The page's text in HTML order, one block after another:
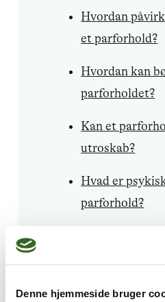
Denne hjemmeside bruger
Hvordan
et parforhold?
Hvordan kan
parforholdet?
Kan et
utroskab?
Hvad er
parforhold?
Læs mere omparforhold